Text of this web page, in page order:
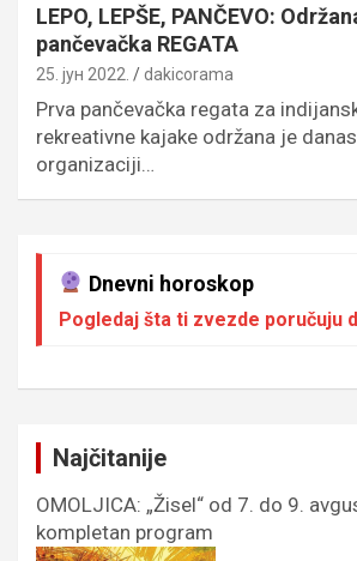
LEPO, LEPŠE, PANČEVO:
pančevačka REGATA
25. јун 2022. dakicorama
Prva pančevačka regata za
rekreativne kajake održana je
organizaciji…
Dnevni horoskop
Pogledaj šta ti zvezde poručuju
Najčitanije
OMOLJICA: „Žisel“ od 7. do 9.
kompletan program